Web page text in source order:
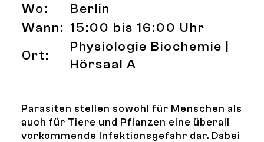
Wo:
Berlin
Wann: 15:00 bis 16:00 Uhr
Ort:
Physiologie Biochemie |
Hörsaal A
Parasiten stellen sowohl für Menschen als
auch für Tiere und Pflanzen eine überall
vorkommende Infektionsgefahr dar. Dabei